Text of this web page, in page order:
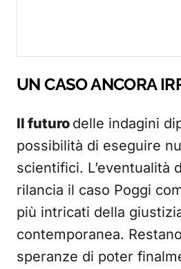
UN CASO ANCORA
Il futuro delle indagini
possibilità di eseguire
scientifici. L’eventualità
rilancia il caso Poggi
più intricati della
contemporanea.
speranze di poter